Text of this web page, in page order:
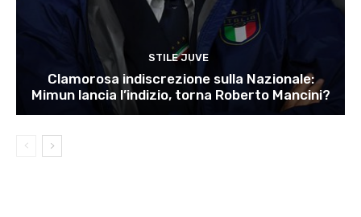
STILE JUVE
Clamorosa indiscrezione sulla Nazionale:
Mimun lancia l’indizio, torna Roberto Mancini?